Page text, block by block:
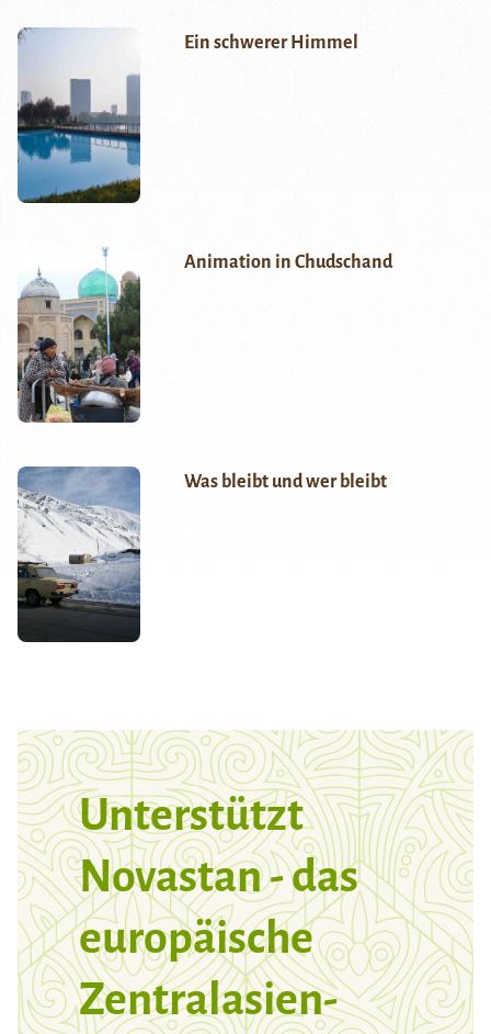
Ein schwerer Himmel
Animation in Chudschand
Was bleibt und wer bleibt
Unterstützt
Novastan - das
europäische
Zentralasien-